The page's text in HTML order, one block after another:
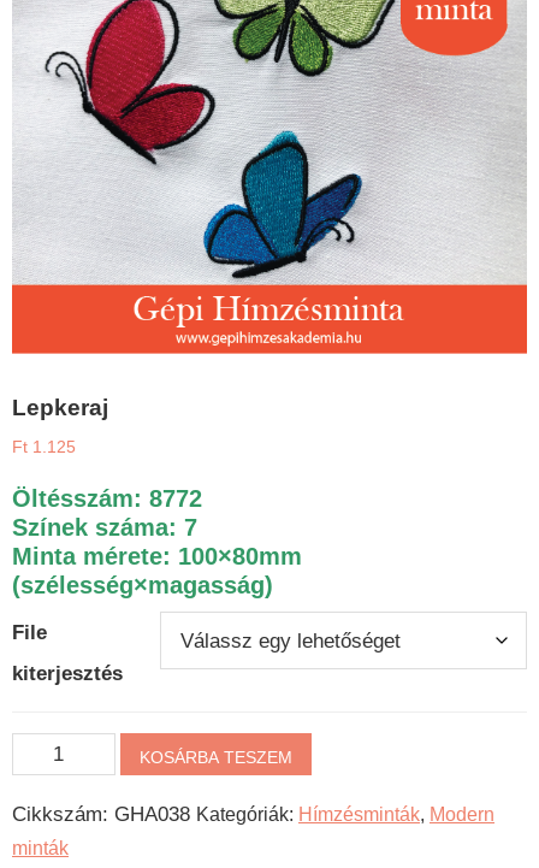
Lepkeraj
Ft 1.125
Öltésszám: 8772
Színek száma: 7
Minta mérete: 100×80mm
(szélesség×magasság)
File
kiterjesztés
Lepkeraj
mennyiség
KOSÁRBA TESZEM
Cikkszám: GHA038 Kategóriák: Hímzésminták, Modern
minták